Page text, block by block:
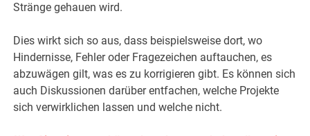
Stränge gehauen wird.
Dies wirkt sich so aus, dass beispielsweise dort, wo
Hindernisse, Fehler oder Fragezeichen auftauchen, es
abzuwägen gilt, was es zu korrigieren gibt. Es können sich
auch Diskussionen darüber entfachen, welche Projekte
sich verwirklichen lassen und welche nicht.